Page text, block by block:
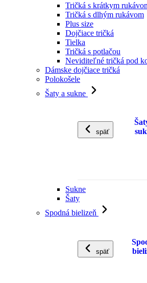
Tričká s krátkym
Tričká s dlhým rukávom
Plus size
Dojčiace tričká
Tielka
Tričká s potlačou
Neviditeľné tričká pod
Dámske dojčiace tričká
Polokošele
Šaty a sukne
späť
Sukne
Šaty
Spodná bielizeň
späť